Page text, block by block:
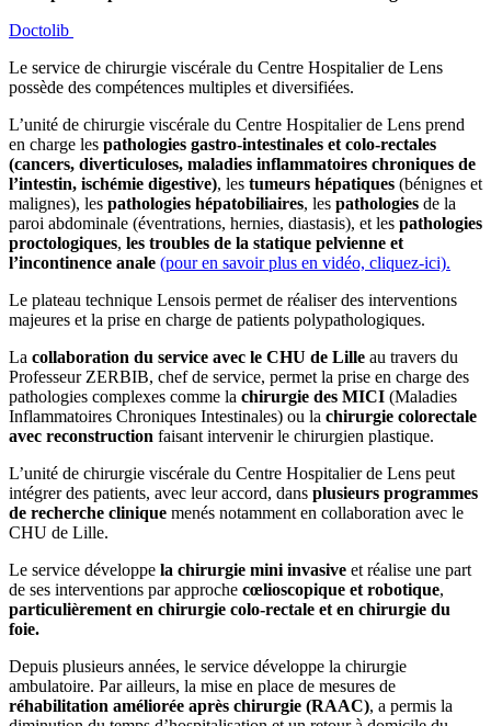
Doctolib
Le service de chirurgie viscérale du Centre Hospitalier de Lens
possède des compétences multiples et diversifiées.
L’unité de chirurgie viscérale du Centre Hospitalier de Lens prend
en charge les pathologies gastro-intestinales et colo-rectales
(cancers, diverticuloses, maladies inflammatoires chroniques de
l’intestin, ischémie digestive), les tumeurs hépatiques (bénignes et
malignes), les pathologies hépatobiliaires, les pathologies de la
paroi abdominale (éventrations, hernies, diastasis), et les pathologies
proctologiques, les troubles de la statique pelvienne et
l’incontinence anale (pour en savoir plus en vidéo, cliquez-ici).
Le plateau technique Lensois permet de réaliser des interventions
majeures et la prise en charge de patients polypathologiques.
La collaboration du service avec le CHU de Lille au travers du
Professeur ZERBIB, chef de service, permet la prise en charge des
pathologies complexes comme la chirurgie des MICI (Maladies
Inflammatoires Chroniques Intestinales) ou la chirurgie colorectale
avec reconstruction faisant intervenir le chirurgien plastique.
L’unité de chirurgie viscérale du Centre Hospitalier de Lens peut
intégrer des patients, avec leur accord, dans plusieurs programmes
de recherche clinique menés notamment en collaboration avec le
CHU de Lille.
Le service développe la chirurgie mini invasive et réalise une part
de ses interventions par approche cœlioscopique et robotique,
particulièrement en chirurgie colo-rectale et en chirurgie du
foie.
Depuis plusieurs années, le service développe la chirurgie
ambulatoire. Par ailleurs, la mise en place de mesures de
réhabilitation améliorée après chirurgie (RAAC), a permis la